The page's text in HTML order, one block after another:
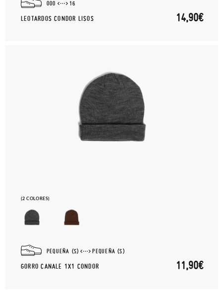
000 16
LEOTARDOS CONDOR LISOS 14,90€
(2 COLORES)
PEQUEÑA (S) PEQUEÑA (S)
GORRO CANALE 1X1 CONDOR 11,90€